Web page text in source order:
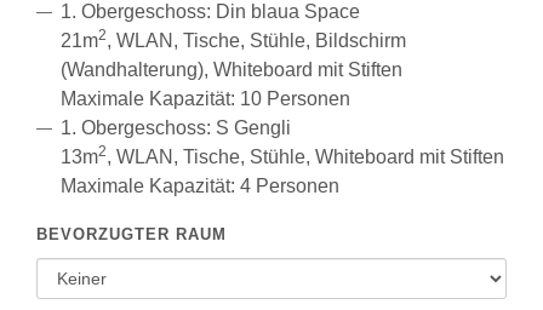
1. Obergeschoss: Din blaua Space
21m2, WLAN, Tische, Stühle, Bildschirm
(Wandhalterung), Whiteboard mit Stiften
Maximale Kapazität: 10 Personen
1. Obergeschoss: S Gengli
13m2, WLAN, Tische, Stühle, Whiteboard mit Stiften
Maximale Kapazität: 4 Personen
BEVORZUGTER RAUM